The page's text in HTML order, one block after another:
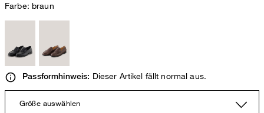
Farbe: braun
Passformhinweis: Dieser Artikel fällt normal aus.
Größe auswählen